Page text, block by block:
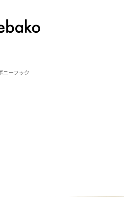
ニーフック